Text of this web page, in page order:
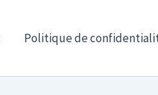
Politique de